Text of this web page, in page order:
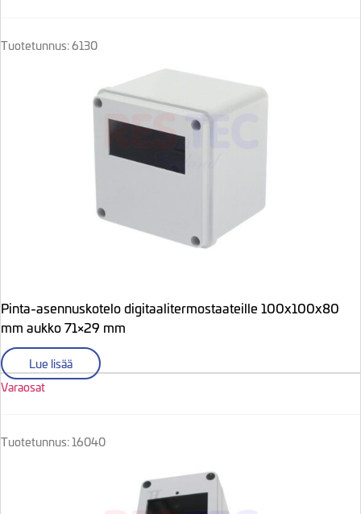
Tuotetunnus: 6130
Pinta-asennuskotelo digitaalitermostaateille 100x100x80
mm aukko 71×29 mm
Lue lisää
Varaosat
Tuotetunnus: 16040